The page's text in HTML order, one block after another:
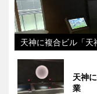
天神に複合ビル「
天神
業